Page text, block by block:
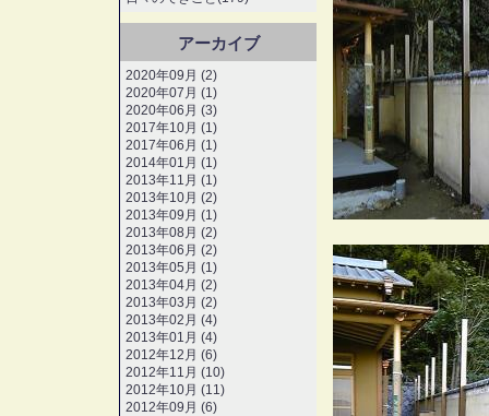
アーカイブ
2020年09月 (2)
2020年07月 (1)
2020年06月 (3)
2017年10月 (1)
2017年06月 (1)
2014年01月 (1)
2013年11月 (1)
2013年10月 (2)
2013年09月 (1)
2013年08月 (2)
2013年06月 (2)
2013年05月 (1)
2013年04月 (2)
2013年03月 (2)
2013年02月 (4)
2013年01月 (4)
2012年12月 (6)
2012年11月 (10)
2012年10月 (11)
2012年09月 (6)